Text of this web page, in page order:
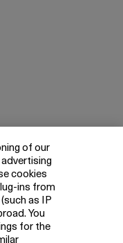
of our
cookies
ins from
as IP
You
for the